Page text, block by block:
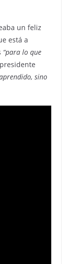
un feliz
está a
“para lo que
sino